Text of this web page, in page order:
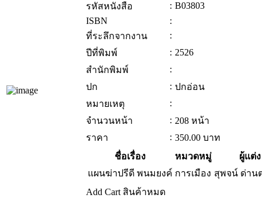
รหัสหนังสือ
: B03803
ISBN
:
ที่ระลึกจากงาน
:
ปีที่พิมพ์
: 2526
สำนักพิมพ์
:
ปก
: ปกอ่อน
หมายเหตุ
:
จำนวนหน้า
: 208 หน้า
ราคา
: 350.00 บาท
ชื่อเรื่อง
หมวดหมู่
ผู้แต่ง
แผนฆ่าปรีดี พนมยงค์ การเมือง สุพจน์ ด่าน
Add Cart สินค้าหมด